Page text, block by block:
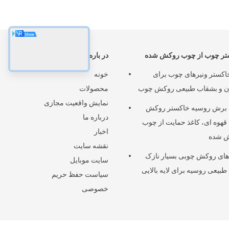
در باره
خونه
محصولات
نمایش واقعیت مجازی
درباره ما
اخبار
نقشه سایت
سایت موبایل
سیاست حفظ حریم
خصوصی
چوب از چوب روکش شده
ونیرهای چوب برای
و بشقاب طبیعی روکش چوب
برش روسیه خاکستر روکش
ای، کاغذ حمایت از چوب
شده
روکش چوبی بسیار نازک
روسیه برای لایه بالایی